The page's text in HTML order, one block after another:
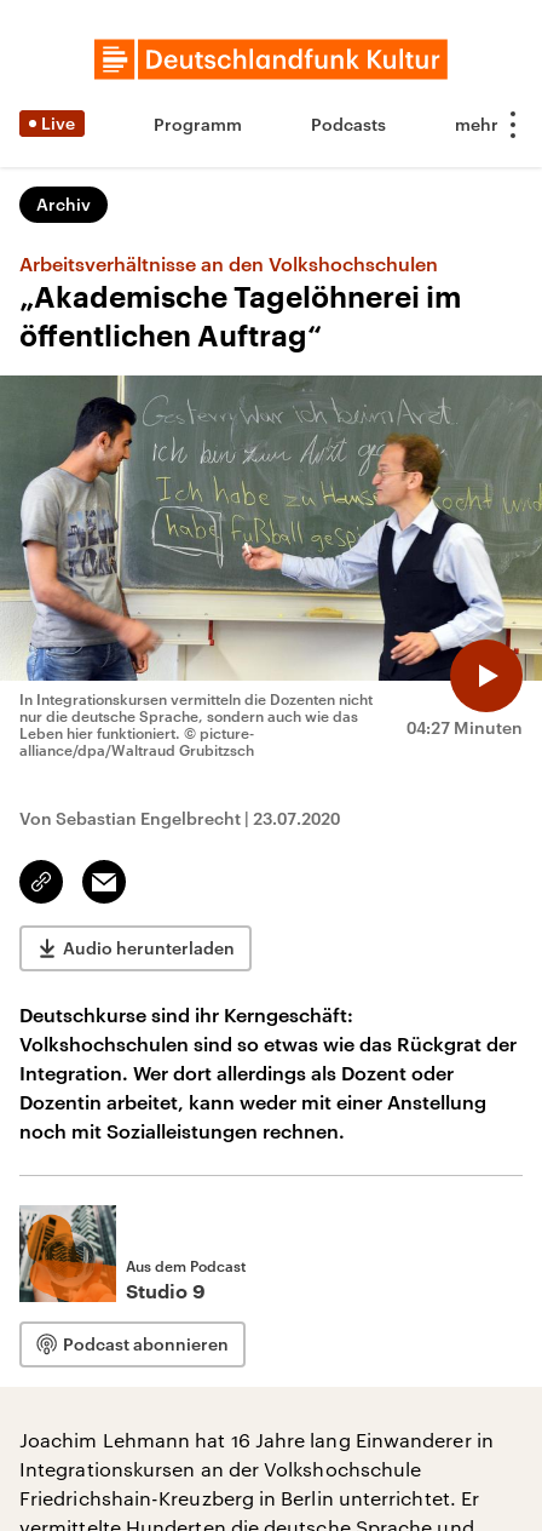
Live Programm Podcasts
Archiv
Arbeitsverhältnisse an den Volkshochschulen
„Akademische Tagelöhnerei im
öffentlichen Auftrag“
04:27 Minuten
In Integrationskursen vermitteln die Dozenten nicht
nur die deutsche Sprache, sondern auch wie das
Leben hier funktioniert. © picture-
alliance/dpa/Waltraud Grubitzsch
Von Sebastian Engelbrecht | 23.07.2020
Link
kopieren/teilen
Email
Audio herunterladen
Deutschkurse sind ihr Kerngeschäft:
Volkshochschulen sind so etwas wie das Rückgrat der
Integration. Wer dort allerdings als Dozent oder
Dozentin arbeitet, kann weder mit einer Anstellung
noch mit Sozialleistungen rechnen.
Aus dem Podcast
Studio 9
Podcast abonnieren
Joachim Lehmann hat 16 Jahre lang Einwanderer in
Integrationskursen an der Volkshochschule
Friedrichshain-Kreuzberg in Berlin unterrichtet. Er